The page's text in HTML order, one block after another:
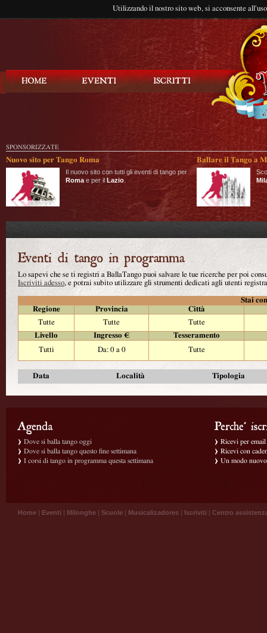
Utilizzando il nostro sito web, si acconsente
SPONSORIZZATE
Nuovo sito per Tango Roma
Il nuovo sito con tutti gli eventi di tango per
Roma e per il Lazio
Ballare il Tango a
Lo sapevi che se ti registri a BallaTango puoi salvare le tue ricerche per poi
Iscriviti adesso, e potrai subito utilizzare gli strumenti dedicati agli utenti
Stai
Regione
Provincia
Città
Tutte
Tutte
Tutte
Livello
Ingresso €
Tesseramento
Tutti
Da: 0 a 0 Tutte
Data Località Tipologia
Dove si balla tango oggi
Dove si balla tango questo fine settimana
I corsi di tango in programma questa settimana
Ricevi per
Ricevi con
Un modo
Home | Eventi | Milonghe | Scuole | Musicalizadores | Iscriviti | Centro